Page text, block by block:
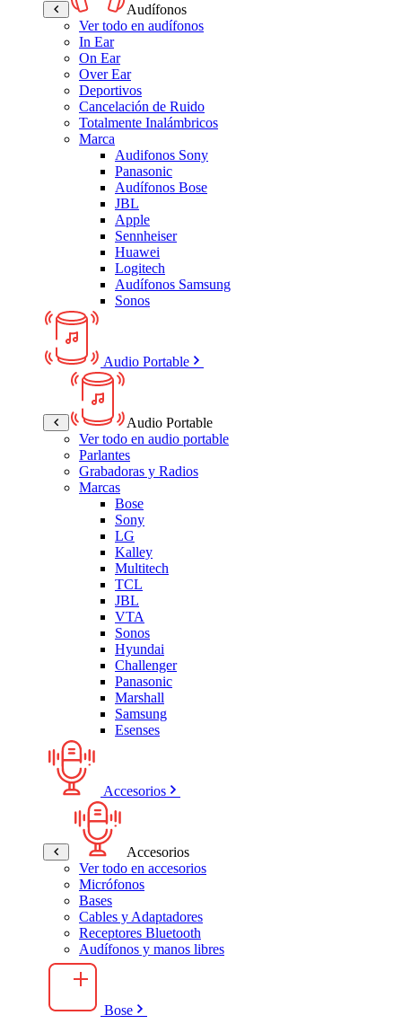
Audífonos
Ver todo en audífonos
In Ear
On Ear
Over Ear
Deportivos
Cancelación de Ruido
Totalmente Inalámbricos
Marca
Audifonos Sony
Panasonic
Audífonos Bose
JBL
Apple
Sennheiser
Huawei
Logitech
Audífonos Samsung
Sonos
Audio Portable
Audio Portable
Ver todo en audio portable
Parlantes
Grabadoras y Radios
Marcas
Bose
Sony
LG
Kalley
Multitech
TCL
JBL
VTA
Sonos
Hyundai
Challenger
Panasonic
Marshall
Samsung
Esenses
Accesorios
Accesorios
Ver todo en accesorios
Micrófonos
Bases
Cables y Adaptadores
Receptores Bluetooth
Audífonos y manos libres
Bose